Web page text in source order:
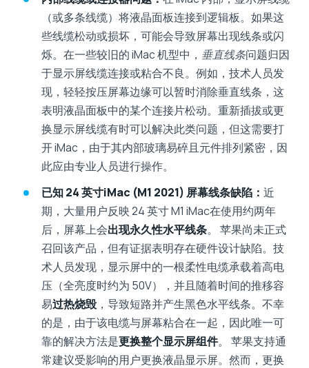
（或多条线缆）将液晶面板连接到逻辑板。如果这
些线缆松动或损坏，可能会导致屏幕出现线条或闪
烁。在一些较旧的 iMac 机型中， 垂直线条问题归因
于显示屏线缆连接或粘合不良。例如，技术人员发
现，轻轻按压屏幕边缘可以暂时消除垂直线条，这
表明液晶面板中的某个连接片松动。重新插拔或更
换显示屏线缆有时可以解决此类问题，但这需要打
开 iMac，由于其内部玻璃易碎且元件排列紧密，因
此应由专业人员进行操作。
已知 24 英寸iMac (M1 2021) 屏幕线条缺陷： 近
期，大量用户反映 24 英寸 M1 iMac在使用约两年
后，屏幕上会出现永久性水平线条。 苹果尚未正式
召回该产品，但有证据表明存在硬件设计缺陷。技
术人员发现，显示屏中的一根柔性电缆承载着高电
压（全亮度时约为 50V），并且随着时间的推移容
易过热烧毁 ，导致短路并产生黑色水平线条。不幸
的是，由于该电缆与屏幕粘合在一起，因此唯一可
靠的解决方法是更换整个显示屏组件。 苹果支持通
常建议受影响的用户更换液晶显示屏。然而，更换